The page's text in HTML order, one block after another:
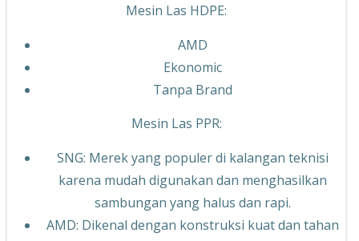
Mesin Las HDPE:
AMD
Ekonomic
Tanpa Brand
Mesin Las PPR:
SNG: Merek yang populer di kalangan teknisi
karena mudah digunakan dan menghasilkan
sambungan yang halus dan rapi.
AMD: Dikenal dengan konstruksi kuat dan tahan